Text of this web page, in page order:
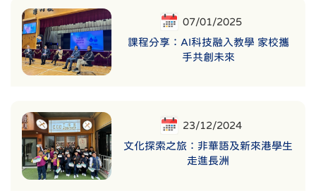
07/01/2025
課程分享：AI科技融入教學 家校攜
手共創未來
23/12/2024
文化探索之旅：非華語及新來港學生
走進長洲